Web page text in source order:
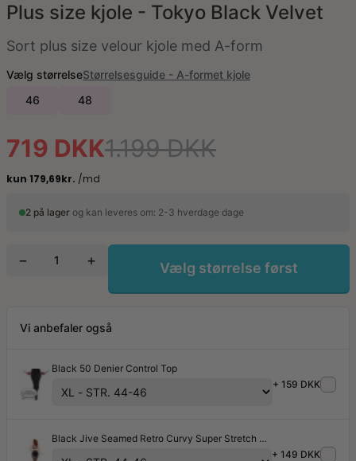
Plus size kjole - Tokyo Black Velvet
Sort plus size velour kjole med A-form
Vælg størrelseStørrelsesguide - A-formet kjole
46
48
719 DKK1.199 DKK
2 på lager og kan leveres om: 2-3 hverdage dage
− + Vælg størrelse først
Vi anbefaler også
Black 50 Denier Control Top
+ 159 DKK
Black Jive Seamed Retro Curvy Super Stretch Strømpebukser
+ 149 DKK